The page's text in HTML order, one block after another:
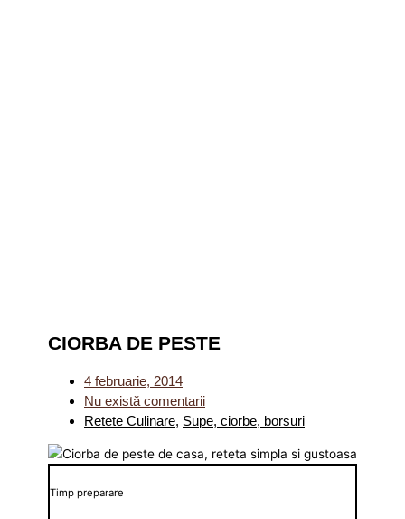
CIORBA DE PESTE
4 februarie, 2014
Nu există comentarii
Retete Culinare, Supe, ciorbe, borsuri
Timp preparare